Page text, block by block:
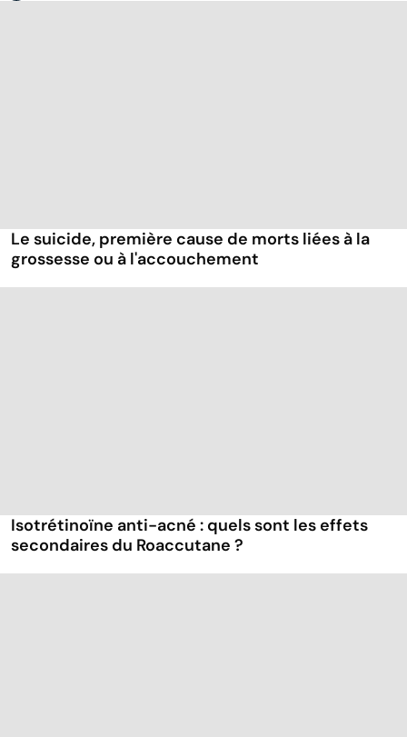
Le suicide, première cause de morts liées à la
grossesse ou à l'accouchement
Isotrétinoïne anti-acné : quels sont les effets
secondaires du Roaccutane ?